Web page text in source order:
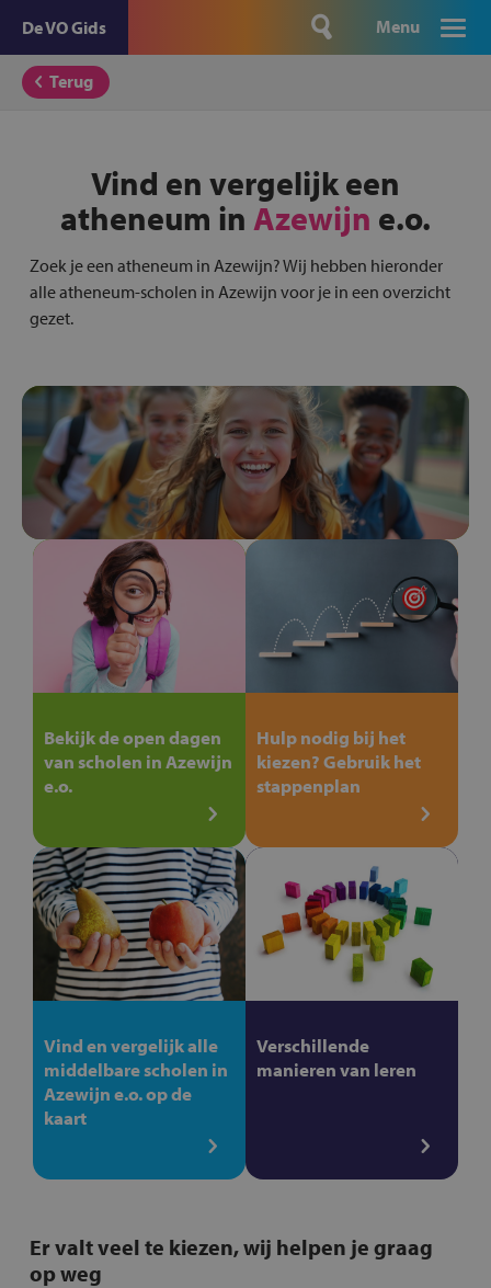
De VO Gids Menu
Terug
Vind en vergelijk een
atheneum in Azewijn e.o.
Zoek je een atheneum in Azewijn? Wij hebben hieronder
alle atheneum-scholen in Azewijn voor je in een overzicht
gezet.
Bekijk de open dagen
van scholen in Azewijn
e.o.
Hulp nodig bij het
kiezen? Gebruik het
stappenplan
Vind en vergelijk alle
middelbare scholen in
Azewijn e.o. op de
kaart
Verschillende
manieren van leren
Er valt veel te kiezen, wij helpen je graag
op weg